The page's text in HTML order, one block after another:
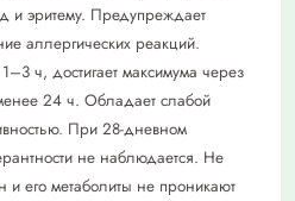
и эритему. Предупреждает
аллергических реакций.
ч, достигает максимума через
24 ч. Обладает слабой
При 28-дневном
не наблюдается. Не
его метаболиты не проникают